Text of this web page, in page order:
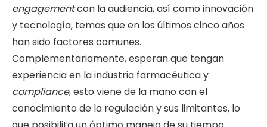
engagementcon la audiencia, así como innovación
y tecnología, temas que en los últimos cinco años
han sido factores comunes.
Complementariamente, esperan que tengan
experiencia en la industria farmacéutica y
compliance, esto viene de la mano con el
conocimiento de la regulación y sus limitantes, lo